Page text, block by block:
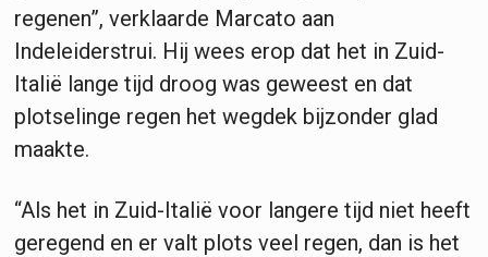
regenen”, verklaarde Marcato aan
Indeleiderstrui. Hij wees erop dat het in Zuid-
Italië lange tijd droog was geweest en dat
plotselinge regen het wegdek bijzonder glad
maakte.
“Als het in Zuid-Italië voor langere tijd niet heeft
geregend en er valt plots veel regen, dan is het